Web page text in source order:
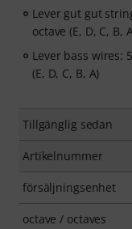
Lever gut gut
octave (E, D, C, B,
Lever bass wires:
(E, D, C, B, A)
Tillgänglig sedan
Artikelnummer
försäljningsenhet
octave / octaves